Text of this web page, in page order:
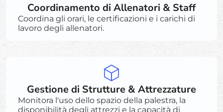
Coordinamento di Allenatori & Staff
Coordina gli orari, le certificazioni e i carichi di
lavoro degli allenatori.
Gestione di Strutture & Attrezzature
Monitora l'uso dello spazio della palestra, la
disponibilità degli attrezzi e la capacità di